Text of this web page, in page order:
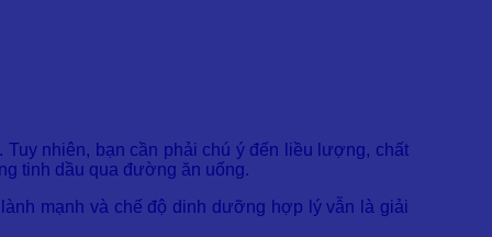
nhiên, bạn cần phải chú ý đến liều lượng, chất
tinh dầu qua đường ăn uống.
mạnh và chế độ dinh dưỡng hợp lý vẫn là giải